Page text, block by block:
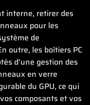
interne, retirer des
pour les
de
outre, les boîtiers PC
d'une gestion des
en verre
du GPU, ce qui
composants et vos